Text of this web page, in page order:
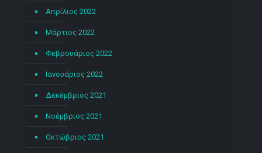
Απρίλιος 2022
Μάρτιος 2022
Φεβρουάριος 2022
Ιανουάριος 2022
Δεκέμβριος 2021
Νοέμβριος 2021
Οκτώβριος 2021